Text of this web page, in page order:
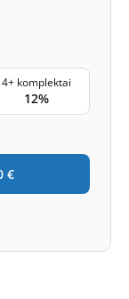
4+ komplektai
12%
€